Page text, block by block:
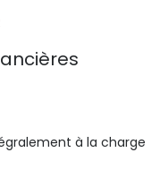
une visite,
à la charge